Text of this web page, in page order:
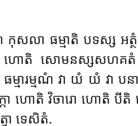
សលា ធម្មាតិ បទស្ស អត្ថំ
នំ ហោតិ សោមនស្សសហ
ា ធម្មារម្មណំ វា យំ យំ វា
កោ ហោតិ វិចារោ ហោតិ
ា ទេសិតំ.